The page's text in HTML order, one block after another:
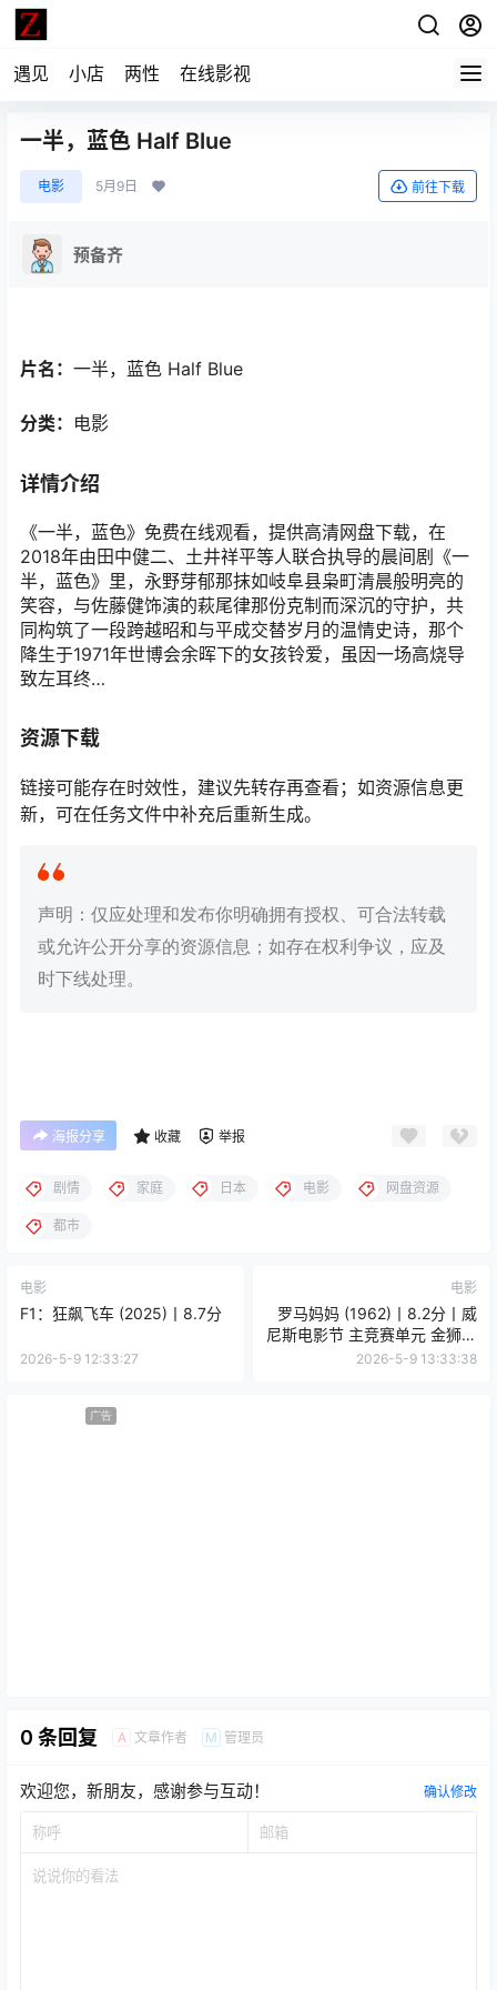
遇见 小店 两性 在线影视
一半，蓝色 Half Blue
电影 5月9日 前往下载
预备齐
片名： 一半，蓝色 Half Blue
分类： 电影
详情介绍
《一半，蓝色》免费在线观看，提供高清网盘下载，在
2018年由田中健二、土井祥平等人联合执导的晨间剧《一
半，蓝色》里，永野芽郁那抹如岐阜县枭町清晨般明亮的
笑容，与佐藤健饰演的萩尾律那份克制而深沉的守护，共
同构筑了一段跨越昭和与平成交替岁月的温情史诗，那个
降生于1971年世博会余晖下的女孩铃爱，虽因一场高烧导
致左耳终…
资源下载
链接可能存在时效性，建议先转存再查看；如资源信息更
新，可在任务文件中补充后重新生成。
声明：仅应处理和发布你明确拥有授权、可合法转载
或允许公开分享的资源信息；如存在权利争议，应及
时下线处理。
海报分享 收藏 举报
剧情 家庭 日本 电影 网盘资源
都市
电影
F1：狂飙飞车 (2025)丨8.7分
2026-5-9 12:33:27
电影
罗马妈妈 (1962)丨8.2分丨威
尼斯电影节 主竞赛单元 金狮奖
(提名)
2026-5-9 13:33:38
广告
0 条回复 A 文章作者 M 管理员
欢迎您，新朋友，感谢参与互动！ 确认修改